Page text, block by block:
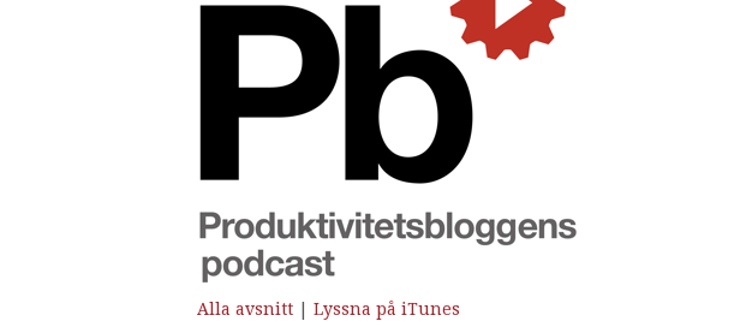
Alla avsnitt Lyssna på iTunes